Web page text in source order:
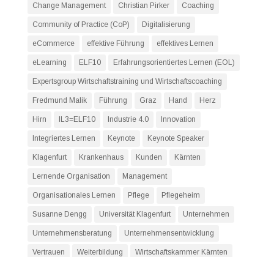
Change Management Christian Pirker Coaching
Community of Practice (CoP) Digitalisierung
eCommerce effektive Führung effektives Lernen
eLearning ELF10 Erfahrungsorientiertes Lernen (EOL)
Expertsgroup Wirtschaftstraining und Wirtschaftscoaching
Fredmund Malik Führung Graz Hand Herz
Hirn IL3=ELF10 Industrie 4.0 Innovation
Integriertes Lernen Keynote Keynote Speaker
Klagenfurt Krankenhaus Kunden Kärnten
Lernende Organisation Management
Organisationales Lernen Pflege Pflegeheim
Susanne Dengg Universität Klagenfurt Unternehmen
Unternehmensberatung Unternehmensentwicklung
Vertrauen Weiterbildung Wirtschaftskammer Kärnten